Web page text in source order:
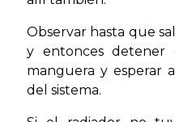
Observar hasta que
y entonces
manguera y esperar
del sistema.